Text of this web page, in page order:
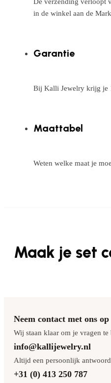
in de winkel aan de
Garantie
Bij Kalli Jewelry krijg je
Maattabel
Weten welke maat je
Maak je set
Neem contact met ons op
Wij staan klaar om je vragen te
info@kallijewelry.nl
Altijd een persoonlijk antwoord
+31 (0) 413 250 787